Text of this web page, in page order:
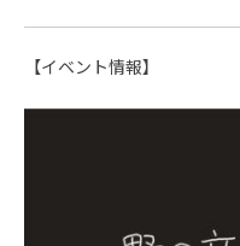
【イベント情報】